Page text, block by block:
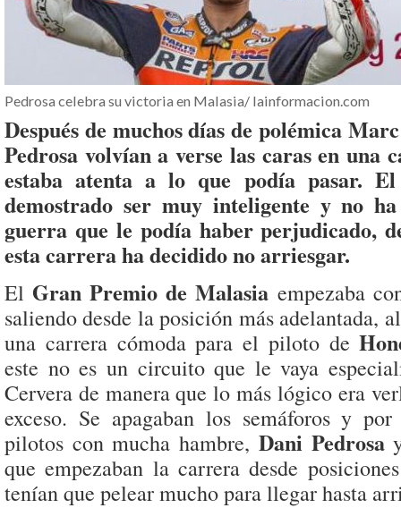
Pedrosa celebra su victoria en Malasia/ lainformacion.com
Después de muchos días de polémica
Pedrosa volvían a verse las caras en una
estaba atenta a lo que podía pasar.
demostrado ser muy inteligente y no
guerra que le podía haber perjudicado,
esta carrera ha decidido no arriesgar.
El Gran Premio de Malasia empezaba
saliendo desde la posición más adelantada,
una carrera cómoda para el piloto de
este no es un circuito que le vaya
Cervera de manera que lo más lógico era
exceso. Se apagaban los semáforos y
pilotos con mucha hambre, Dani Pedrosa
que empezaban la carrera desde
tenían que pelear mucho para llegar hasta